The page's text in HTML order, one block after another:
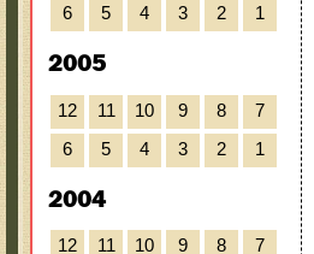
6
5 4 3 2 1
2005
12 11 10 9 8
7
6
5 4 3 2 1
2004
12 11 10 9 8
7